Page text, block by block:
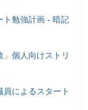
ト勉強計画 - 暗記
個人向けストリ
によるスタート